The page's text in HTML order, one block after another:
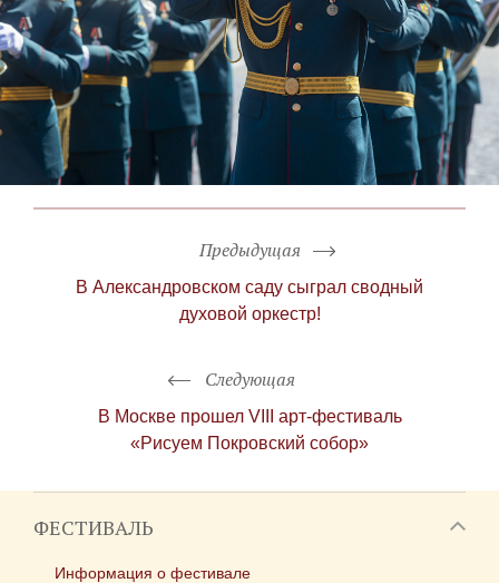
Следующая
В Москве прошел VIII арт-фестиваль
«Рисуем Покровский собор»
Предыдущая
В Александровском саду сыграл сводный
духовой оркестр!
ФЕСТИВАЛЬ
Информация о фестивале